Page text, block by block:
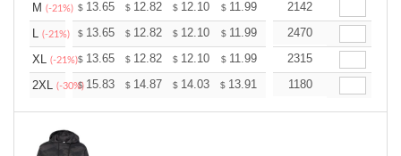
M (-21%) $ 13.65 $ 12.82 $ 12.10 $ 11.99 11.79
2142
L (-21%) $ 13.65 $ 12.82 $ 12.10 $ 11.99 11.79
2470
XL (-21%)$ 13.65 $ 12.82 $ 12.10 $ 11.99 11.79
2315
2XL (-30%)
$ 15.83 $ 14.87 $ 14.03 $ 13.91 13.67
1180